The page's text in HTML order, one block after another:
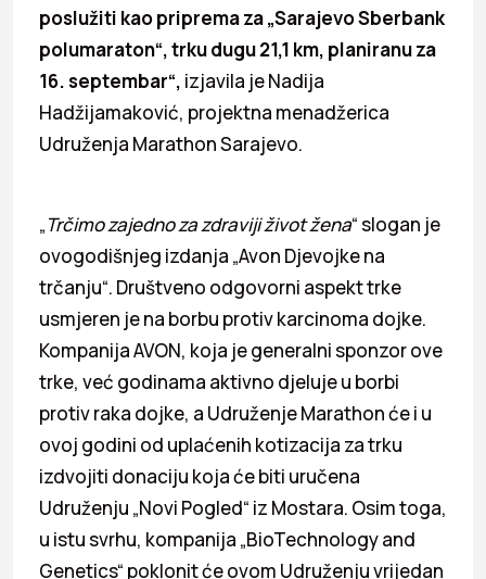
poslužiti kao priprema za „Sarajevo Sberbank
polumaraton“, trku dugu 21,1 km, planiranu za
16. septembar“, izjavila je Nadija
Hadžijamaković, projektna menadžerica
Udruženja Marathon Sarajevo.
„Trčimo zajedno za zdraviji život žena“ slogan je
ovogodišnjeg izdanja „Avon Djevojke na
trčanju“. Društveno odgovorni aspekt trke
usmjeren je na borbu protiv karcinoma dojke.
Kompanija AVON, koja je generalni sponzor ove
trke, već godinama aktivno djeluje u borbi
protiv raka dojke, a Udruženje Marathon će i u
ovoj godini od uplaćenih kotizacija za trku
izdvojiti donaciju koja će biti uručena
Udruženju „Novi Pogled“ iz Mostara. Osim toga,
u istu svrhu, kompanija „BioTechnology and
Genetics“ poklonit će ovom Udruženju vrijedan